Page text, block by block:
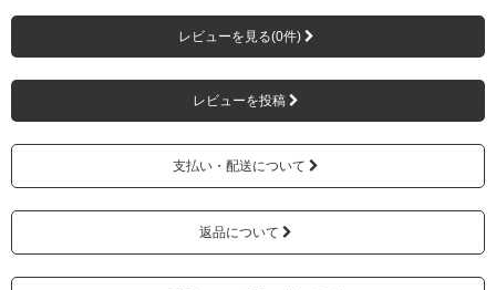
レビューを見る(0件)
レビューを投稿
支払い・配送について
返品について